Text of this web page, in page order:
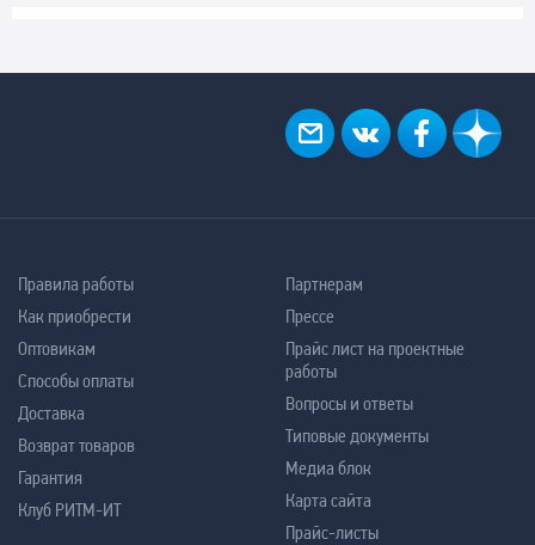
Правила работы
Как приобрести
Оптовикам
Способы оплаты
Доставка
Возврат товаров
Гарантия
Клуб РИТМ-ИТ
Партнерам
Прессе
Прайс лист на проектные
работы
Вопросы и ответы
Типовые документы
Медиа блок
Карта сайта
Прайс-листы